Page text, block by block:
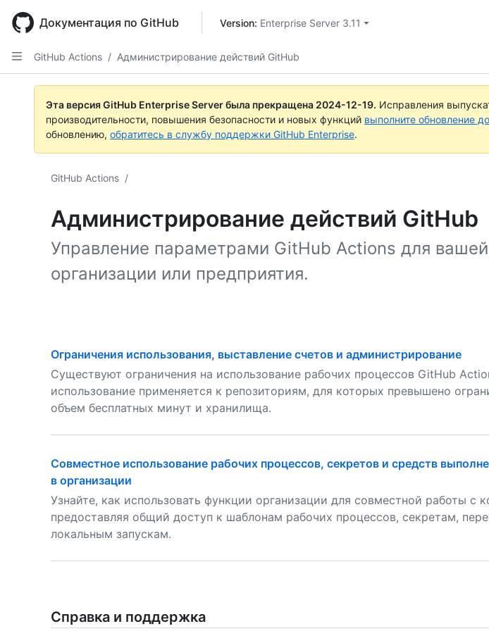
main
content
Документация по GitHub Version: Enterprise Server 3.11
GitHub Actions / Администрирование действий GitHub
Эта версия GitHub Enterprise Server была прекращена 2024-12-19. Исправления
производительности, повышения безопасности и новых функций выполните обновление
обновлению, обратитесь в службу поддержки GitHub Enterprise.
GitHub Actions /
Администрирование действий GitHub
Управление параметрами GitHub Actions для вашей
организации или предприятия.
Ограничения использования, выставление счетов и администрирование
Существуют ограничения на использование рабочих процессов GitHub
использование применяется к репозиториям, для которых превышено
объем бесплатных минут и хранилища.
Совместное использование рабочих процессов, секретов и средств
в организации
Узнайте, как использовать функции организации для совместной работы с
предоставляя общий доступ к шаблонам рабочих процессов, секретам,
локальным запускам.
Справка и поддержка